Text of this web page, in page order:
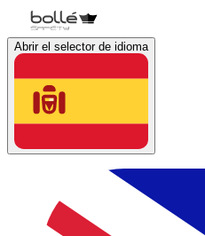
Abrir el selector de idioma